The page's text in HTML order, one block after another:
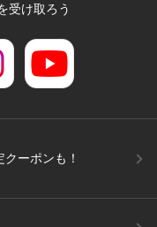
受け取ろう
ーポンも！